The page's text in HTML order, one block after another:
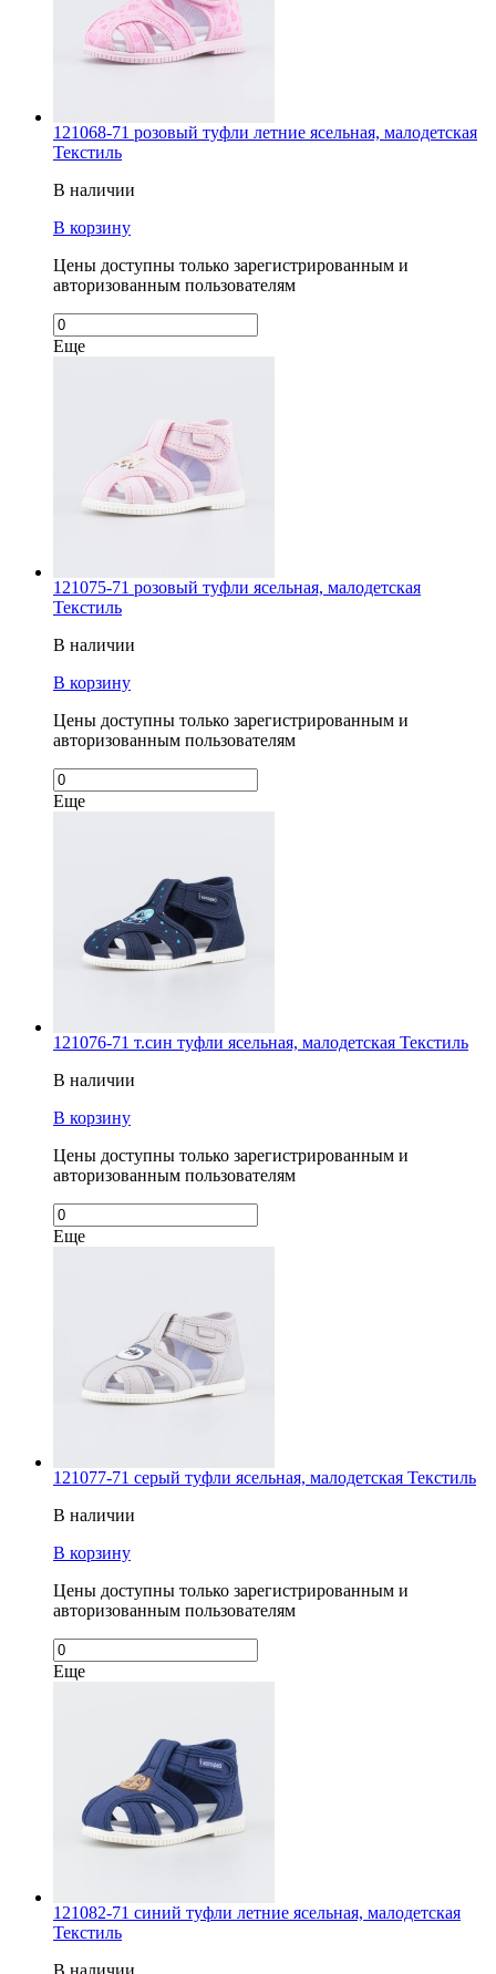
121068-71 розовый туфли летние ясельная, малодетская
Текстиль
В наличии
В корзину
Цены доступны только зарегистрированным и
авторизованным пользователям
Еще
121075-71 розовый туфли ясельная, малодетская
Текстиль
В наличии
В корзину
Цены доступны только зарегистрированным и
авторизованным пользователям
Еще
121076-71 т.син туфли ясельная, малодетская Текстиль
В наличии
В корзину
Цены доступны только зарегистрированным и
авторизованным пользователям
Еще
121077-71 серый туфли ясельная, малодетская Текстиль
В наличии
В корзину
Цены доступны только зарегистрированным и
авторизованным пользователям
Еще
121082-71 синий туфли летние ясельная, малодетская
Текстиль
В наличии